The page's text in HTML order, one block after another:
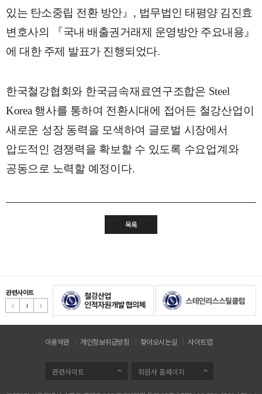
있는 탄소중립 전환 방안』 , 법무법인 태평양 김진효
변호사의
『국내 배출권거래제 운영방안 주요내용 』
에 대한 주제 발표가 진행되었다.
한국철강협회와 한국금속재료연구조합은 Steel
Korea 행사를 통하여 전환시대에 접어든 철강산업이
새로운 성장 동력을 모색하여 글로벌 시장에서
압도적인 경쟁력을 확보할 수 있도록 수요업계와
공동으로 노력할 예정이다.
목록
관련사이트
이용약관 개인정보취급방침 찾아오시는길 사이트맵
관련사이트 회원사 홈페이지